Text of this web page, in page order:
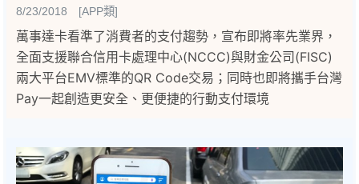
8/23/2018 [APP類]
萬事達卡看準了消費者的支付趨勢，宣布即將率先業界，
全面支援聯合信用卡處理中心(NCCC)與財金公司(FISC)
兩大平台EMV標準的QR Code交易；同時也即將攜手台灣
Pay一起創造更安全、更便捷的行動支付環境